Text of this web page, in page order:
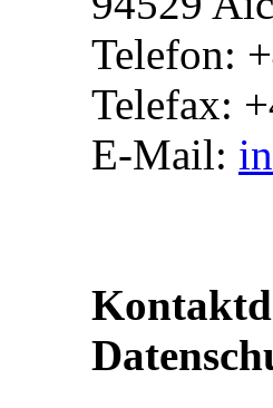
Telefon:
Telefax:
E-Mail: